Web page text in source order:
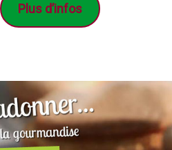
Plus d’infos